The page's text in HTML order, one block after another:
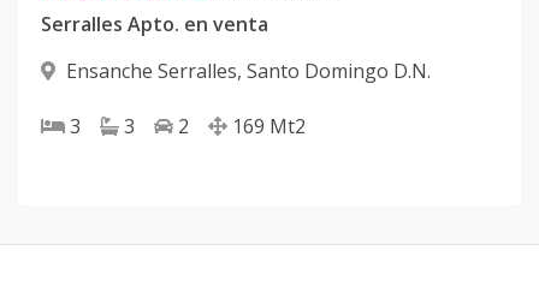
Serralles Apto. en venta
Ensanche Serralles, Santo Domingo D.N.
3 3 2 169 Mt2